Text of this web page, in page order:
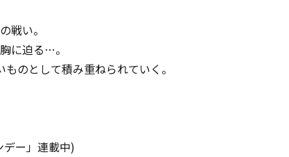
戦い。
に迫る…。
のとして積み重ねられていく。
ー」連載中)